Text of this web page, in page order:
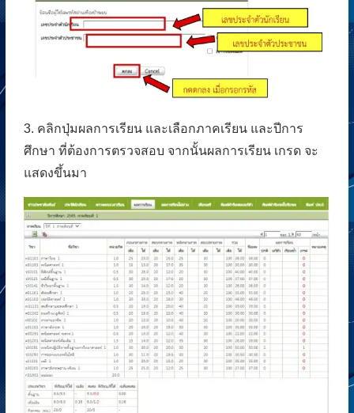
3. คลิกปุ่มผลการเรียน และเลือกภาคเรียน และปีการ
ศึกษา ที่ต้องการตรวจสอบ จากนั้นผลการเรียน เกรด จะ
แสดงขึ้นมา